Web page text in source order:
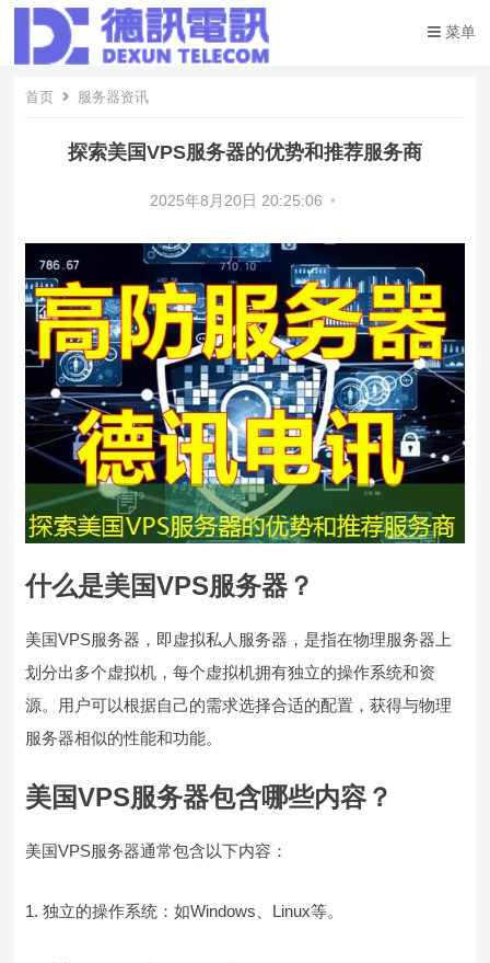
菜单
首页 服务器资讯
探索美国VPS服务器的优势和推荐服务商
2025年8月20日 20:25:06 •
什么是美国VPS服务器？
美国VPS服务器，即虚拟私人服务器，是指在物理服务器上
划分出多个虚拟机，每个虚拟机拥有独立的操作系统和资
源。用户可以根据自己的需求选择合适的配置，获得与物理
服务器相似的性能和功能。
美国VPS服务器包含哪些内容？
美国VPS服务器通常包含以下内容：
1. 独立的操作系统：如Windows、Linux等。